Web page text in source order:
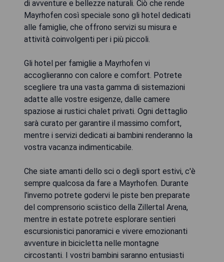
di avventure e bellezze naturali. Ciò che rende
Mayrhofen così speciale sono gli hotel dedicati
alle famiglie, che offrono servizi su misura e
attività coinvolgenti per i più piccoli.
Gli hotel per famiglie a Mayrhofen vi
accoglieranno con calore e comfort. Potrete
scegliere tra una vasta gamma di sistemazioni
adatte alle vostre esigenze, dalle camere
spaziose ai rustici chalet privati. Ogni dettaglio
sarà curato per garantire il massimo comfort,
mentre i servizi dedicati ai bambini renderanno la
vostra vacanza indimenticabile.
Che siate amanti dello sci o degli sport estivi, c'è
sempre qualcosa da fare a Mayrhofen. Durante
l'inverno potrete godervi le piste ben preparate
del comprensorio sciistico della Zillertal Arena,
mentre in estate potrete esplorare sentieri
escursionistici panoramici e vivere emozionanti
avventure in bicicletta nelle montagne
circostanti. I vostri bambini saranno entusiasti